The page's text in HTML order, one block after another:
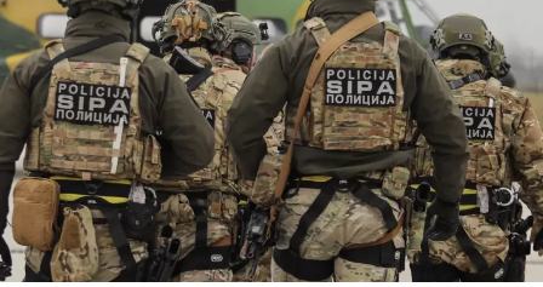
podrške razvoju turističke ponude.
Usvojena je nova odluka kojom se uređuju uslovi i
kriteriji za ostvarivanje prava na prednost pri
zapošljavanju i zadržavanju na poslu pripadnika
branilačkih kategorija.
Podržan je projekat Osnovne škole “Jezerski” iz
Bosanske Krupe, koji se realizuje u saradnji s
UNDP-om u okviru aktivnosti zelene tranzicije u
Bosni i Hercegovini.